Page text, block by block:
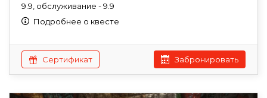
9.9, обслуживание - 9.9
Подробнее о квесте
Сертификат Забронировать